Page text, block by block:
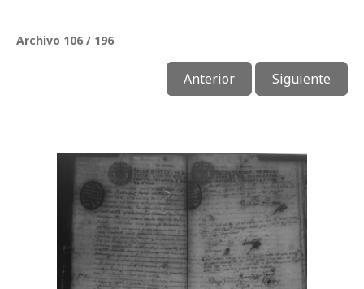
Archivo 106 / 196
Anterior Siguiente